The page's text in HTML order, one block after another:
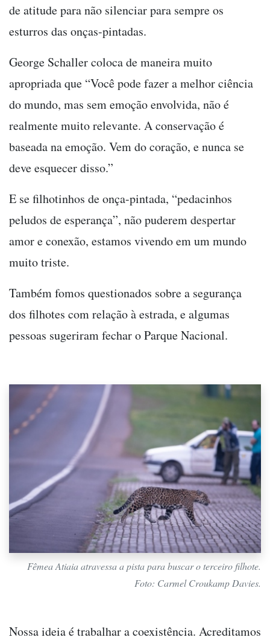
de atitude para não silenciar para sempre os
esturros das onças-pintadas.
George Schaller coloca de maneira muito
apropriada que “Você pode fazer a melhor ciência
do mundo, mas sem emoção envolvida, não é
realmente muito relevante. A conservação é
baseada na emoção. Vem do coração, e nunca se
deve esquecer disso.”
E se filhotinhos de onça-pintada, “pedacinhos
peludos de esperança”, não puderem despertar
amor e conexão, estamos vivendo em um mundo
muito triste.
Também fomos questionados sobre a segurança
dos filhotes com relação à estrada, e algumas
pessoas sugeriram fechar o Parque Nacional.
Fêmea Atiaia atravessa a pista para buscar o terceiro filhote.
Foto: Carmel Croukamp Davies.
Nossa ideia é trabalhar a coexistência. Acreditamos